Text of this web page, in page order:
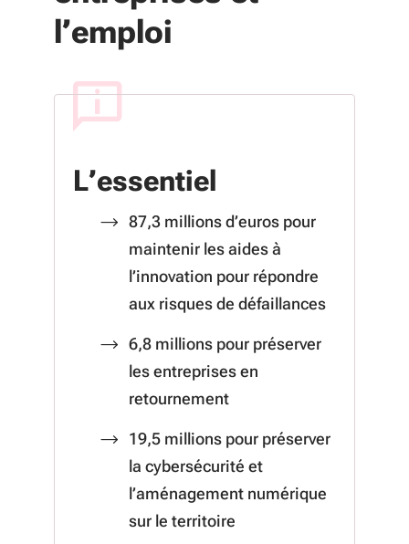
l’emploi
L’essentiel
87,3 millions d’euros pour
maintenir les aides à
l’innovation pour répondre
aux risques de défaillances
6,8 millions pour préserver
les entreprises en
retournement
19,5 millions pour préserver
la cybersécurité et
l’aménagement numérique
sur le territoire